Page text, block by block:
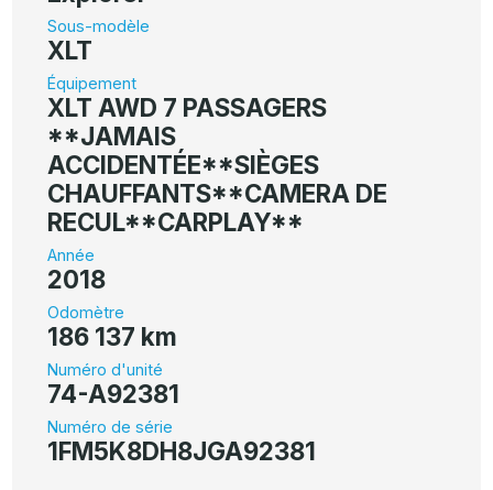
Sous-modèle
XLT
Équipement
XLT AWD 7 PASSAGERS
**JAMAIS
ACCIDENTÉE**SIÈGES
CHAUFFANTS**CAMERA DE
RECUL**CARPLAY**
Année
2018
Odomètre
186 137 km
Numéro d'unité
74-A92381
Numéro de série
1FM5K8DH8JGA92381